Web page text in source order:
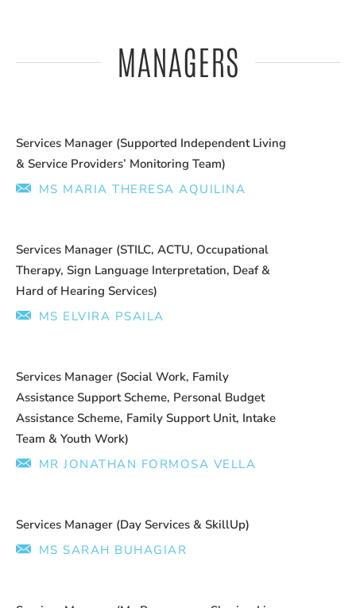
MANAGERS
Services Manager (Supported Independent Living
& Service Providers’ Monitoring Team)
MS MARIA THERESA AQUILINA
Services Manager (STILC, ACTU, Occupational
Therapy, Sign Language Interpretation, Deaf &
Hard of Hearing Services)
MS ELVIRA PSAILA
Services Manager (Social Work, Family
Assistance Support Scheme, Personal Budget
Assistance Scheme, Family Support Unit, Intake
Team & Youth Work)
MR JONATHAN FORMOSA VELLA
Services Manager (Day Services & SkillUp)
MS SARAH BUHAGIAR